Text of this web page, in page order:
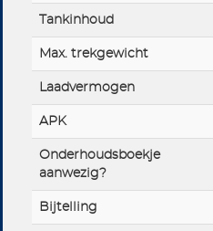
Tankinhoud
Max. trekgewicht
Laadvermogen
APK
Onderhoudsboekje
aanwezig?
Bijtelling